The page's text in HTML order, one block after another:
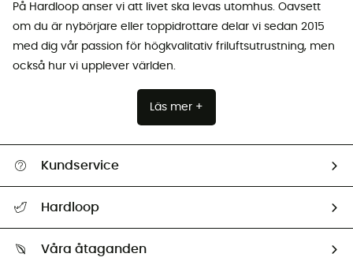
På Hardloop anser vi att livet ska levas utomhus. Oavsett
om du är nybörjare eller toppidrottare delar vi sedan 2015
med dig vår passion för högkvalitativ friluftsutrustning, men
också hur vi upplever världen.
Läs mer +
Kundservice
Retur & återbetalning
Hardloop
Våra åtaganden